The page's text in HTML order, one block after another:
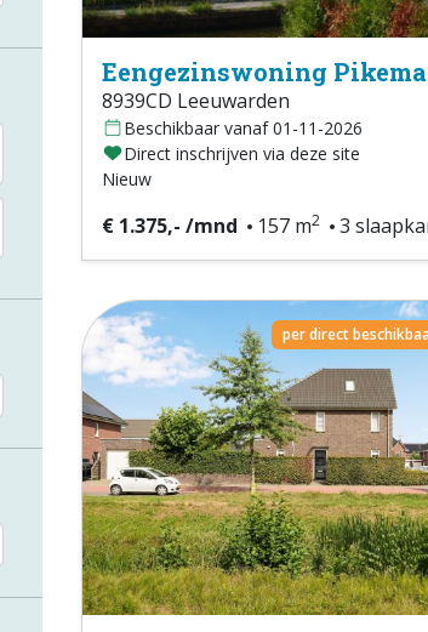
Eengezinswoning
8939CD Leeuwarden
Beschikbaar vanaf 01-11-2026
Direct inschrijven via deze site
Nieuw
€ 1.375,- /mnd 157 m2 3
per direct